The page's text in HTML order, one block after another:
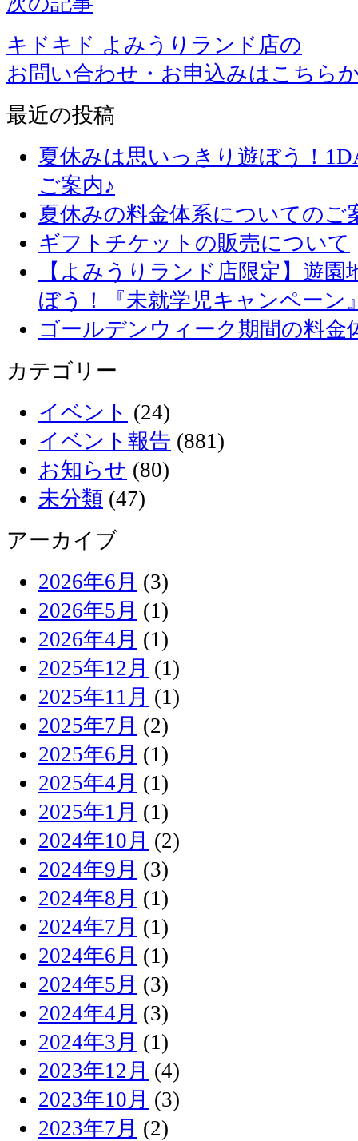
キドキド よみうりランド店の
お問い合わせ・お申込みはこちら
最近の投稿
夏休みは思いっきり遊ぼう！
ご案内♪
夏休みの料金体系についてのご
ギフトチケットの販売について
【よみうりランド店限定】遊
ぼう！『未就学児キャンペーン
ゴールデンウィーク期間の料金
カテゴリー
イベント (24)
イベント報告 (881)
お知らせ (80)
未分類 (47)
アーカイブ
2026年6月 (3)
2026年5月 (1)
2026年4月 (1)
2025年12月 (1)
2025年11月 (1)
2025年7月 (2)
2025年6月 (1)
2025年4月 (1)
2025年1月 (1)
2024年10月 (2)
2024年9月 (3)
2024年8月 (1)
2024年7月 (1)
2024年6月 (1)
2024年5月 (3)
2024年4月 (3)
2024年3月 (1)
2023年12月 (4)
2023年10月 (3)
2023年7月 (2)